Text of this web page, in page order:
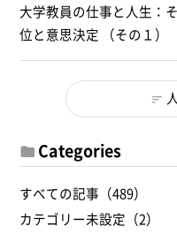
大学教員の仕事と人生：
位と意思決定 （その１）
Categories
すべての記事（489）
カテゴリー未設定（2）